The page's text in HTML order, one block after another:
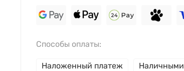
Способы оплаты:
Наложенный платеж Наличными